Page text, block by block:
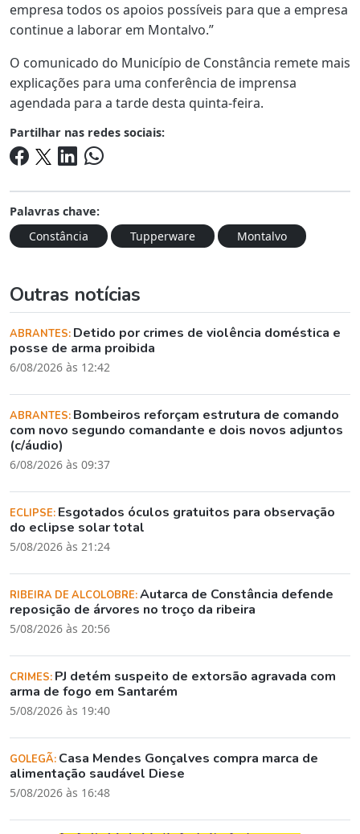
empresa todos os apoios possíveis para que a empresa
continue a laborar em Montalvo.”
O comunicado do Município de Constância remete mais
explicações para uma conferência de imprensa
agendada para a tarde desta quinta-feira.
Partilhar nas redes sociais:
Palavras chave:
Constância
Tupperware Montalvo
Outras notícias
ABRANTES: Detido por crimes de violência doméstica e
posse de arma proibida
6/08/2026 às 12:42
ABRANTES: Bombeiros reforçam estrutura de comando
com novo segundo comandante e dois novos adjuntos
(c/áudio)
6/08/2026 às 09:37
ECLIPSE: Esgotados óculos gratuitos para observação
do eclipse solar total
5/08/2026 às 21:24
RIBEIRA DE ALCOLOBRE:Autarca de Constância defende
reposição de árvores no troço da ribeira
5/08/2026 às 20:56
CRIMES: PJ detém suspeito de extorsão agravada com
arma de fogo em Santarém
5/08/2026 às 19:40
GOLEGÃ: Casa Mendes Gonçalves compra marca de
alimentação saudável Diese
5/08/2026 às 16:48